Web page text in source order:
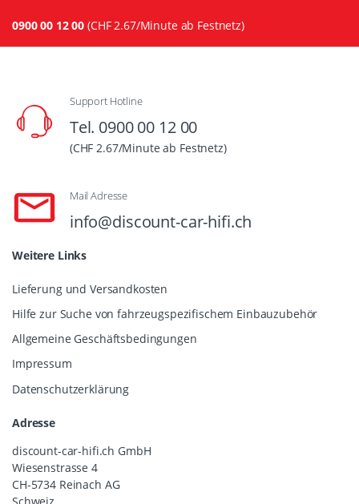
0900 00 12 00 (CHF 2.67/Minute ab Festnetz)
Support Hotline
Tel. 0900 00 12 00
(CHF 2.67/Minute ab Festnetz)
Mail Adresse
info@discount-car-hifi.ch
Weitere Links
Lieferung und Versandkosten
Hilfe zur Suche von fahrzeugspezifischem Einbauzubehör
Allgemeine Geschäftsbedingungen
Impressum
Datenschutzerklärung
Adresse
discount-car-hifi.ch GmbH
Wiesenstrasse 4
CH-5734 Reinach AG